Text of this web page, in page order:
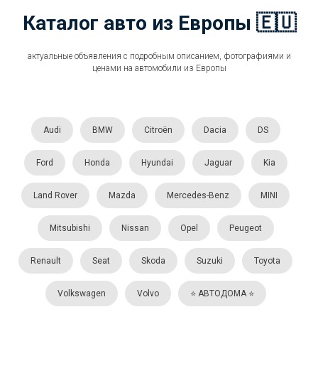
Каталог авто из Европы 🇪🇺
актуальные объявления с подробным описанием, фотографиями и
ценами на автомобили из Европы
Audi BMW Citroën Dacia DS
Ford Honda Hyundai Jaguar Kia
Land Rover Mazda Mercedes-Benz MINI
Mitsubishi Nissan Opel Peugeot
Renault Seat Skoda Suzuki Toyota
Volkswagen Volvo ⭐️ АВТОДОМА ⭐️